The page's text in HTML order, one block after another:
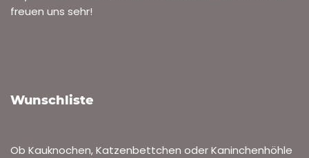
freuen uns sehr!
Wunschliste
Ob Kauknochen, Katzenbettchen oder Kaninchenhöhle